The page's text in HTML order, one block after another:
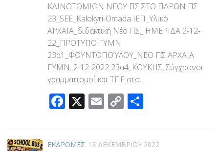
ΚΑΙΝΟΤΟΜΙΩΝ ΝΕΟΥ ΠΣ ΣΤΟ ΠΑΡΟΝ ΠΣ
23_SEE_Kalokyri-Omada ΙΕΠ_Υλικό
ΑΡΧΑΙΑ_διδακτική Νέο ΠΣ_ ΗΜΕΡΙΔΑ 2-12-
22_ΠΡΟΤΥΠΟ ΓΥΜΝ
23α1_ΦΟΥΝΤΟΠΟΎΛΟΥ_ΝΕΟ ΠΣ ΑΡΧΑΙΑ
ΓΥΜΝ_2-12-2022 23α4_ΚΟΥΚΗΣ_Σύγχρονοι
γραμματισμοί και ΤΠΕ στο...
Facebook
X Email
Copy
ΕΚΔΡΟΜΕΣ 12 ΔΕΚΕΜΒΡΊΟΥ 2022